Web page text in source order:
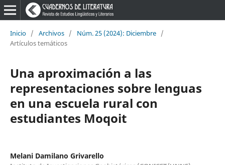
Inicio / Archivos / Núm. 25 (2024): Diciembre /
Artículos temáticos
Una aproximación a las
representaciones sobre lenguas
en una escuela rural con
estudiantes Moqoit
Melani Damilano Grivarello